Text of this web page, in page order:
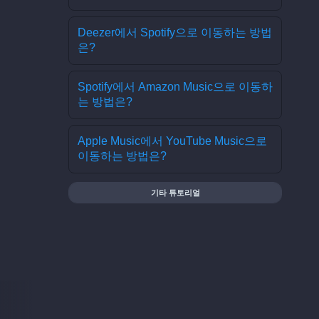
Deezer에서 Spotify으로 이동하는 방법
은?
Spotify에서 Amazon Music으로 이동하
는 방법은?
Apple Music에서 YouTube Music으로
이동하는 방법은?
기타 튜토리얼